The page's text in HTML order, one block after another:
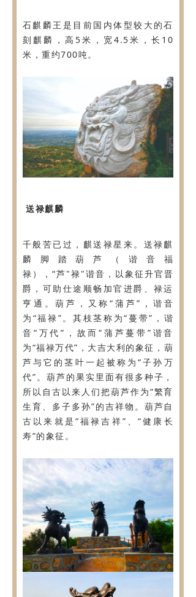
石麒麟王是目前国内体型较大的石
刻麒麟，高5米，宽4.5米，长10
米，重约700吨。
送禄麒麟
千般苦已过，麒送禄星来。送禄麒
麟脚踏葫芦（谐音福
禄），“芦"禄"谐音，以象征升官晋
爵，可助仕途顺畅加官进爵、禄运
亨通。葫芦，又称“蒲芦”，谐音
为“福禄”。其枝茎称为“蔓带”，谐
音“万代”，故而“蒲芦蔓带”谐音
为“福禄万代”，大吉大利的象征，葫
芦与它的茎叶一起被称为“子孙万
代”。葫芦的果实里面有很多种子，
所以自古以来人们把葫芦作为“繁育
生育、多子多孙”的吉祥物。葫芦自
古以来就是“福禄吉祥”、“健康长
寿”的象征。